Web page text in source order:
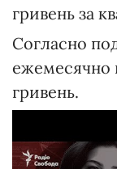
гривень за
Согласно
ежемесячно
гривень.